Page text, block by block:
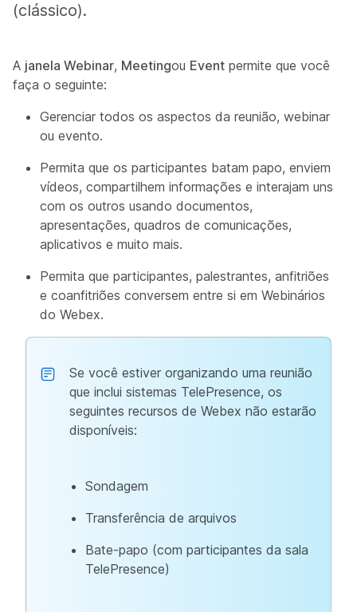
(clássico).
A janela Webinar, Meetingou Event permite que você
faça o seguinte:
Gerenciar todos os aspectos da reunião, webinar
ou evento.
Permita que os participantes batam papo, enviem
vídeos, compartilhem informações e interajam uns
com os outros usando documentos,
apresentações, quadros de comunicações,
aplicativos e muito mais.
Permita que participantes, palestrantes, anfitriões
e coanfitriões conversem entre si em Webinários
do Webex.
Se você estiver organizando uma reunião
que inclui sistemas TelePresence, os
seguintes recursos de Webex não estarão
disponíveis:
Sondagem
Transferência de arquivos
Bate-papo (com participantes da sala
TelePresence)